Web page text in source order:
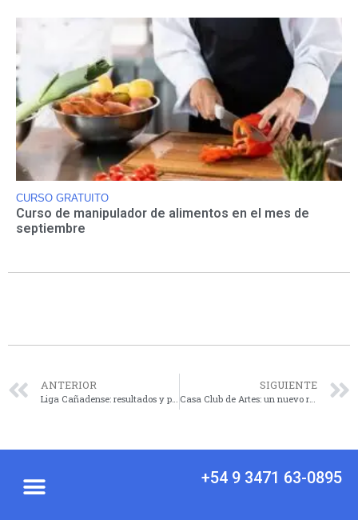
CURSO GRATUITO
Curso de manipulador de alimentos en el mes de
septiembre
ANTERIOR SIGUIENTE
Casa Club de Artes: un nuevo refugio para disfrutar del arte local
+54 9 3471 63-0895